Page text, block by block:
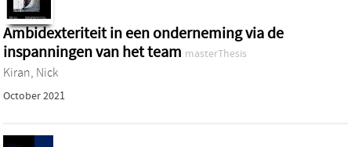
Ambidexteriteit in een onderneming via de
inspanningen van het team masterThesis
Kiran, Nick
October 2021